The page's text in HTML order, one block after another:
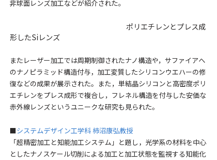
非球面レンズ加工などが紹介された。
ポリエチレンとプレス成
形したSiレンズ
またレーザー加工では周期制御されたナノ構造や，サファイアへ
のナノピラミッド構造付与，加工変質したシリコンウエハーの修
復などの成果が展示された。また，単結晶シリコンと高密度ポリ
エチレンをプレス成形で複合し，フレネル構造を付与した安価な
赤外線レンズというユニークな研究も見られた。
■システムデザイン工学科 柿沼康弘教授
「超精密加工と知能加工システム」と題し，光学系の材料を中心
としたナノスケール切削による加工と加工状態を監視する知能化